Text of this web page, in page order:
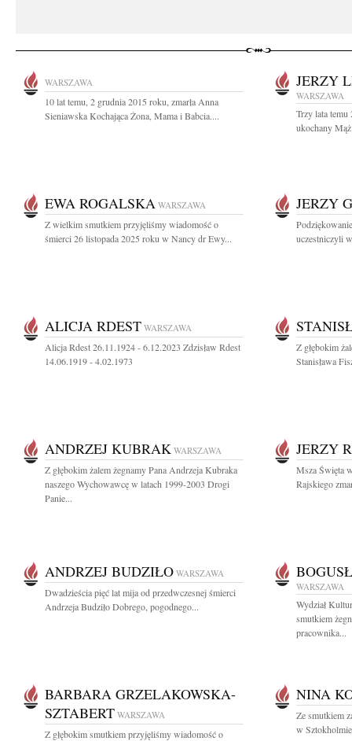
WARSZAWA
10 lat temu, 2 grudnia 2015 roku, zmarła Anna
Sieniawska Kochająca Żona, Mama i Babcia....
JERZY
WARSZAWA
Trzy lata temu
ukochany
EWA ROGALSKA WARSZAWA
Z wielkim smutkiem przyjęliśmy wiadomość o
śmierci 26 listopada 2025 roku w Nancy dr Ewy...
JERZY
uczestniczyli
ALICJA RDEST WARSZAWA
Alicja Rdest 26.11.1924 - 6.12.2023 Zdzisław Rdest
14.06.1919 - 4.02.1973
Z głębokim
Stanisława
ANDRZEJ KUBRAK WARSZAWA
Z głębokim żalem żegnamy Pana Andrzeja Kubraka
naszego Wychowawcę w latach 1999-2003 Drogi
Panie...
JERZY
Msza Święta
Rajskiego
ANDRZEJ BUDZIŁO WARSZAWA
Dwadzieścia pięć lat mija od przedwczesnej śmierci
Andrzeja Budziło Dobrego, pogodnego...
WARSZAWA
Wydział
smutkiem
pracownika...
BARBARA GRZELAKOWSKA-
SZTABERT WARSZAWA
Z głębokim smutkiem przyjęliśmy wiadomość o
NINA
Ze smutkiem
w